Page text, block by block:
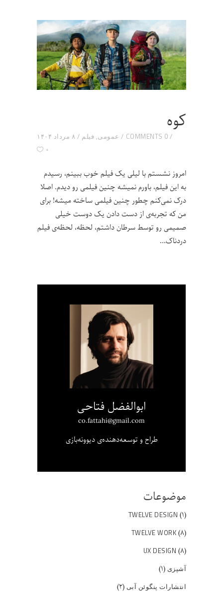
کوه
۸ مرداد ۱۴۰۴ عمومی, فیلم 0 COMMENTS
۰
امروز نشستم با لیلی یک فیلم خوب ببینم، رسیدم
به این فیلم، باورم نمیشه چنین فیلمی رو دیدم. اصلا
درک نمی‌کنم چطور چنین فیلمی ساخته میشه! برای
من که تجربه‌ی از دست دادن یک دوست خیلی
صمیمی رو توسط سرطان داشتم، لحظه، لحظه‌ی فیلم
دردناک
ابوالفضل فتاحی
co.fattahi@gmail.com
طراح و توسعه‌دهنده‌ی دیوونه‌بازی
موضوعات
TWELVE DESIGN (۱)
TWELVE WORK (۸)
UX DESIGN (۸)
آشپزی (۱)
انتشارات پنگوئن آبی (۲)